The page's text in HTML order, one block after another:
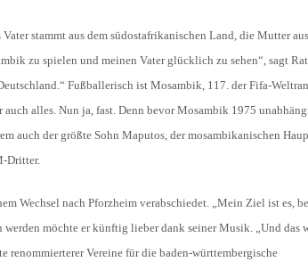
stammt aus dem südostafrikanischen Land, die Mutter
zu spielen und meinen Vater glücklich zu sehen“, sagt
Fußballerisch ist Mosambik, 117. der Fifa-
alles. Nun ja, fast. Denn bevor Mosambik 1975
auch der größte Sohn Maputos, der mosambikanischen
Dritter.
Wechsel nach Pforzheim verabschiedet. „Mein Ziel ist es,
möchte er künftig lieber dank seiner Musik. „Und das
renommierterer Vereine für die baden-württembergische